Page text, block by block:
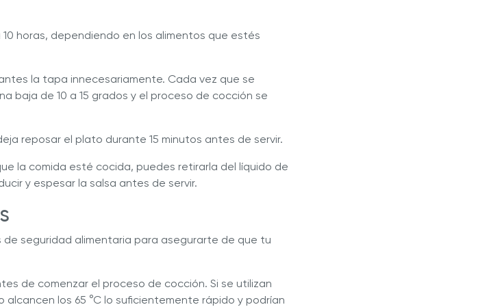
horas, dependiendo en los alimentos que estés
la tapa innecesariamente. Cada vez que se
baja de 10 a 15 grados y el proceso de cocción se
reposar el plato durante 15 minutos antes de servir.
la comida esté cocida, puedes retirarla del líquido de
y espesar la salsa antes de servir.
seguridad alimentaria para asegurarte de que tu
de comenzar el proceso de cocción. Si se utilizan
los 65 °C lo suficientemente rápido y podrían